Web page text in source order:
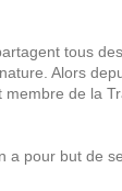
tous
Alors
membre de la
a pour but de